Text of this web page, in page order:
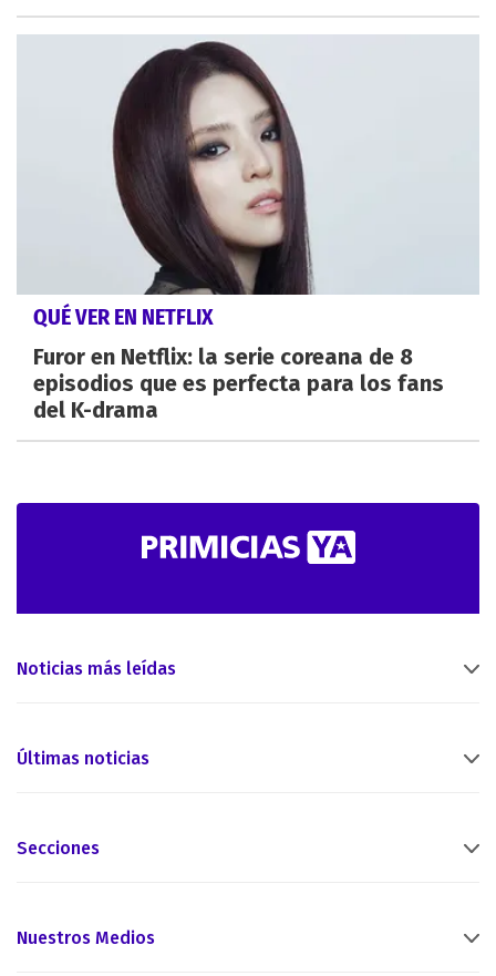
QUÉ VER EN NETFLIX
Furor en Netflix: la serie coreana de 8
episodios que es perfecta para los fans
del K-drama
Noticias más leídas
Últimas noticias
Secciones
Nuestros Medios